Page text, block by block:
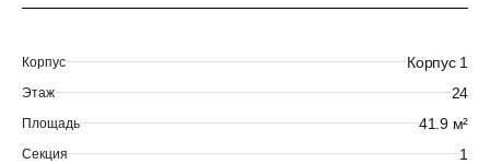
Корпус Корпус 1
Этаж 24
Площадь 41.9 м²
Секция 1